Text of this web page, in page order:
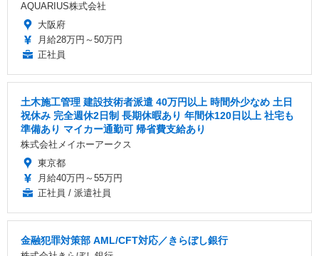
AQUARIUS株式会社
大阪府
月給28万円～50万円
正社員
土木施工管理 建設技術者派遣 40万円以上 時間外少なめ 土日
祝休み 完全週休2日制 長期休暇あり 年間休120日以上 社宅も
準備あり マイカー通勤可 帰省費支給あり
株式会社メイホーアークス
東京都
月給40万円～55万円
正社員 / 派遣社員
金融犯罪対策部 AML/CFT対応／きらぼし銀行